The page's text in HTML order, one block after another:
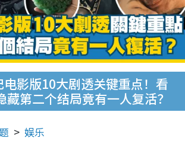
影版10大剧透关键重点！看
藏第二个结局竟有一人复活？
娱乐